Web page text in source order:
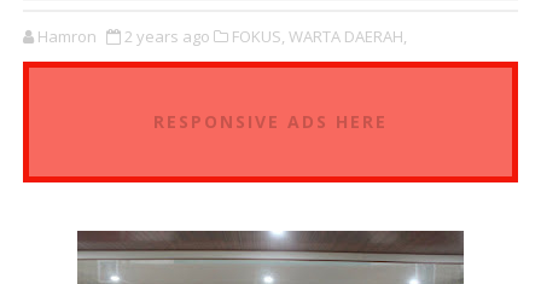
Hamron 2 years ago FOKUS, WARTA DAERAH,
RESPONSIVE ADS HERE